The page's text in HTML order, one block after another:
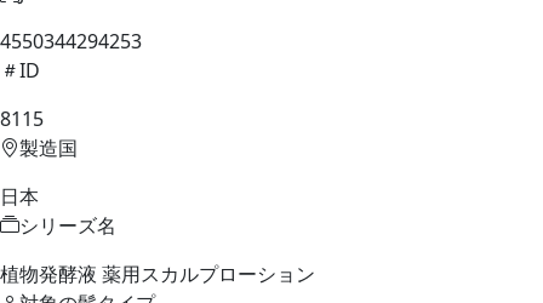
4550344294253
ID
8115
製造国
日本
シリーズ名
植物発酵液 薬用スカルプローション